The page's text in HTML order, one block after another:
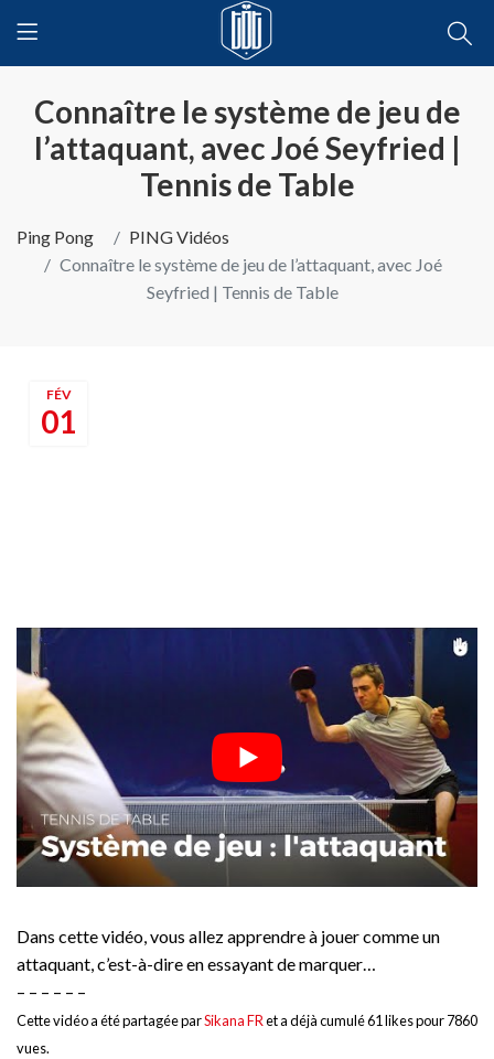
Connaître le système de jeu de
l’attaquant, avec Joé Seyfried |
Tennis de Table
Ping Pong
PING Vidéos
Connaître le système de jeu de l’attaquant, avec Joé
Seyfried | Tennis de Table
01
FÉV
Dans cette vidéo, vous allez apprendre à jouer comme un
attaquant, c’est-à-dire en essayant de marquer…
– – – – – –
Cette vidéo a été partagée parSikana FRet a déjà cumulé 61 likes pour 7860
vues.